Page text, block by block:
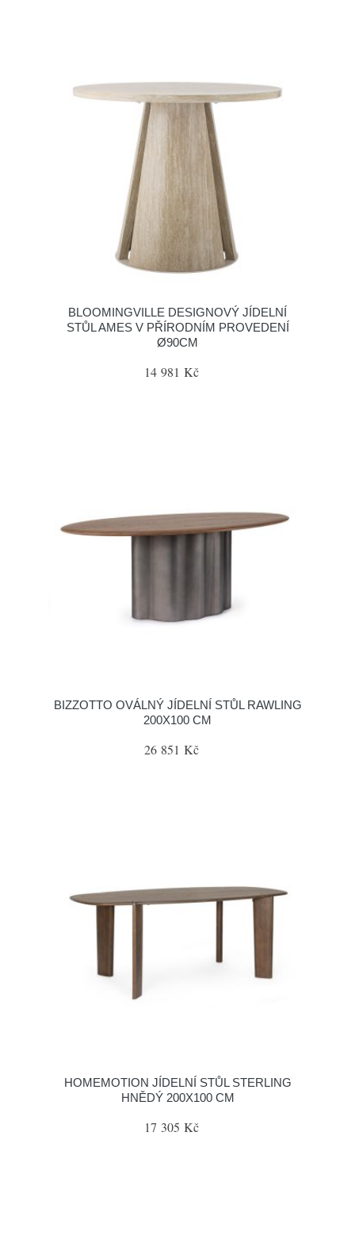
BLOOMINGVILLE DESIGNOVÝ JÍDELNÍ
STŮL AMES V PŘÍRODNÍM PROVEDENÍ
Ø90CM
14 981 Kč
BIZZOTTO OVÁLNÝ JÍDELNÍ STŮL RAWLING
200X100 CM
26 851 Kč
HOMEMOTION JÍDELNÍ STŮL STERLING
HNĚDÝ 200X100 CM
17 305 Kč